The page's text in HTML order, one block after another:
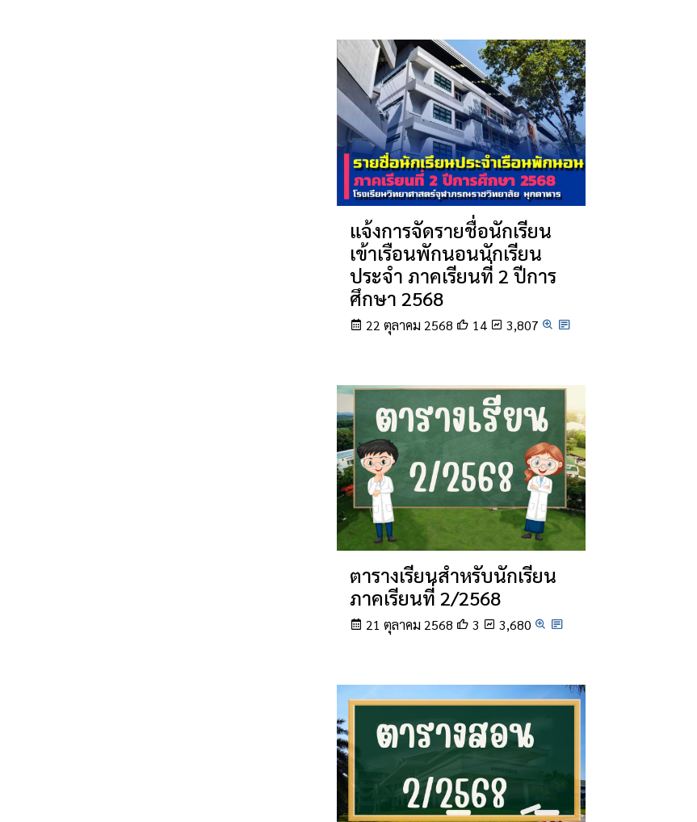
แจ้งการจัดรายชื่อนักเรียน
เข้าเรือนพักนอนนักเรียน
ประจำ ภาคเรียนที่ 2 ปีการ
ศึกษา 2568
22 ตุลาคม 2568 14 3,807
ตารางเรียนสำหรับนักเรียน
ภาคเรียนที่ 2/2568
21 ตุลาคม 2568 3 3,680